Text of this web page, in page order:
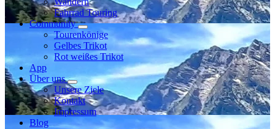
Fahrrad Touring
Community
Tourenkönige
Gelbes Trikot
Rot weißes Trikot
App
Über uns
Unsere Ziele
Kontakt
Impressum
Blog